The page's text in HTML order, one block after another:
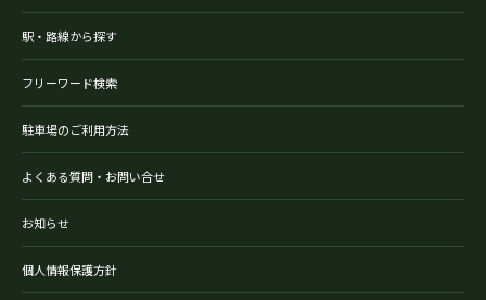
駅・路線から探す
フリーワード検索
駐車場のご利用方法
よくある質問・お問い合せ
お知らせ
個人情報保護方針